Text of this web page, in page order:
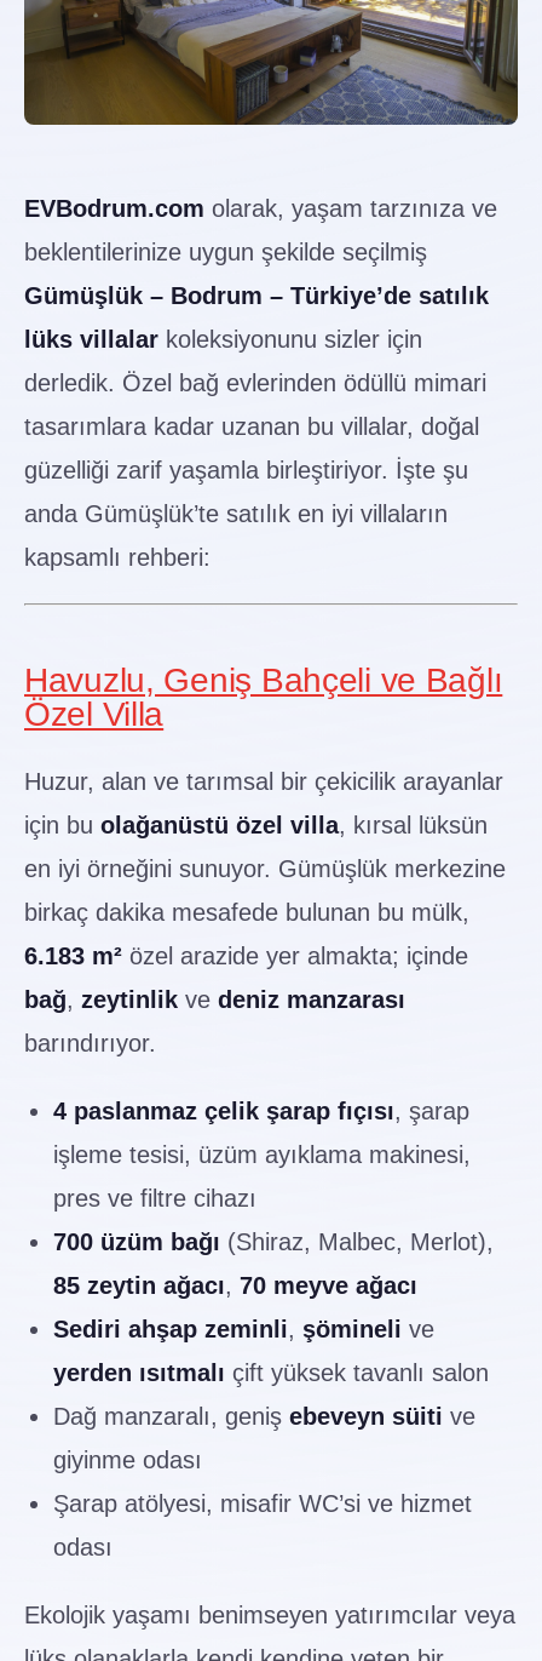
EVBodrum.com olarak, yaşam tarzınıza ve
beklentilerinize uygun şekilde seçilmiş
Gümüşlük – Bodrum – Türkiye’de satılık
lüks villalar koleksiyonunu sizler için
derledik. Özel bağ evlerinden ödüllü mimari
tasarımlara kadar uzanan bu villalar, doğal
güzelliği zarif yaşamla birleştiriyor. İşte şu
anda Gümüşlük’te satılık en iyi villaların
kapsamlı rehberi:
Havuzlu, Geniş Bahçeli ve Bağlı
Özel Villa
Huzur, alan ve tarımsal bir çekicilik arayanlar
için bu olağanüstü özel villa, kırsal lüksün
en iyi örneğini sunuyor. Gümüşlük merkezine
birkaç dakika mesafede bulunan bu mülk,
6.183 m² özel arazide yer almakta; içinde
bağ, zeytinlik ve deniz manzarası
barındırıyor.
4 paslanmaz çelik şarap fıçısı, şarap
işleme tesisi, üzüm ayıklama makinesi,
pres ve filtre cihazı
700 üzüm bağı (Shiraz, Malbec, Merlot),
85 zeytin ağacı, 70 meyve ağacı
Sediri ahşap zeminli, şömineli ve
yerden ısıtmalı çift yüksek tavanlı salon
Dağ manzaralı, geniş ebeveyn süiti ve
giyinme odası
Şarap atölyesi, misafir WC’si ve hizmet
odası
Ekolojik yaşamı benimseyen yatırımcılar veya